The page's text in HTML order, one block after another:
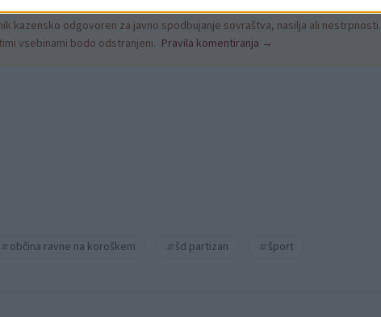
kazensko odgovoren za javno spodbujanje sovraštva, nasilja ali nestrpnosti.
vsebinami bodo odstranjeni. Pravila komentiranja →
občina ravne na koroškem šd partizan šport